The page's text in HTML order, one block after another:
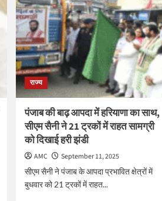
गांव
बाढ़
की
चपेट
में
राज्य
पंजाब की बाढ़ आपदा में हरियाणा का साथ,
सीएम सैनी ने 21 ट्रकों में राहत सामग्री
को दिखाई हरी झंडी
AMC
September 11, 2025
सीएम सैनी ने पंजाब के आपदा प्रभावित क्षेत्रों में
बुधवार को 21 ट्रकों में राहत...